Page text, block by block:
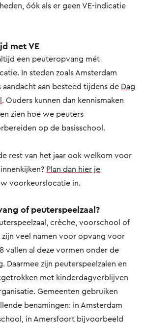
óók als er geen VE-indicatie
met VE
een peuteropvang mét
In steden zoals Amsterdam
aan besteed tijdens de Dag
. Ouders kunnen dan kennismaken
zien hoe we peuters
op de basisschool.
rest van het jaar ook welkom voor
Plan dan hier je
voorkeurslocatie in.
of peuterspeelzaal?
crèche, voorschool of
veel namen voor opvang voor
vallen al deze vormen onder de
Daarmee zijn peuterspeelzalen en
met kinderdagverblijven
Gemeenten gebruiken
benamingen: in Amsterdam
in Amersfoort bijvoorbeeld